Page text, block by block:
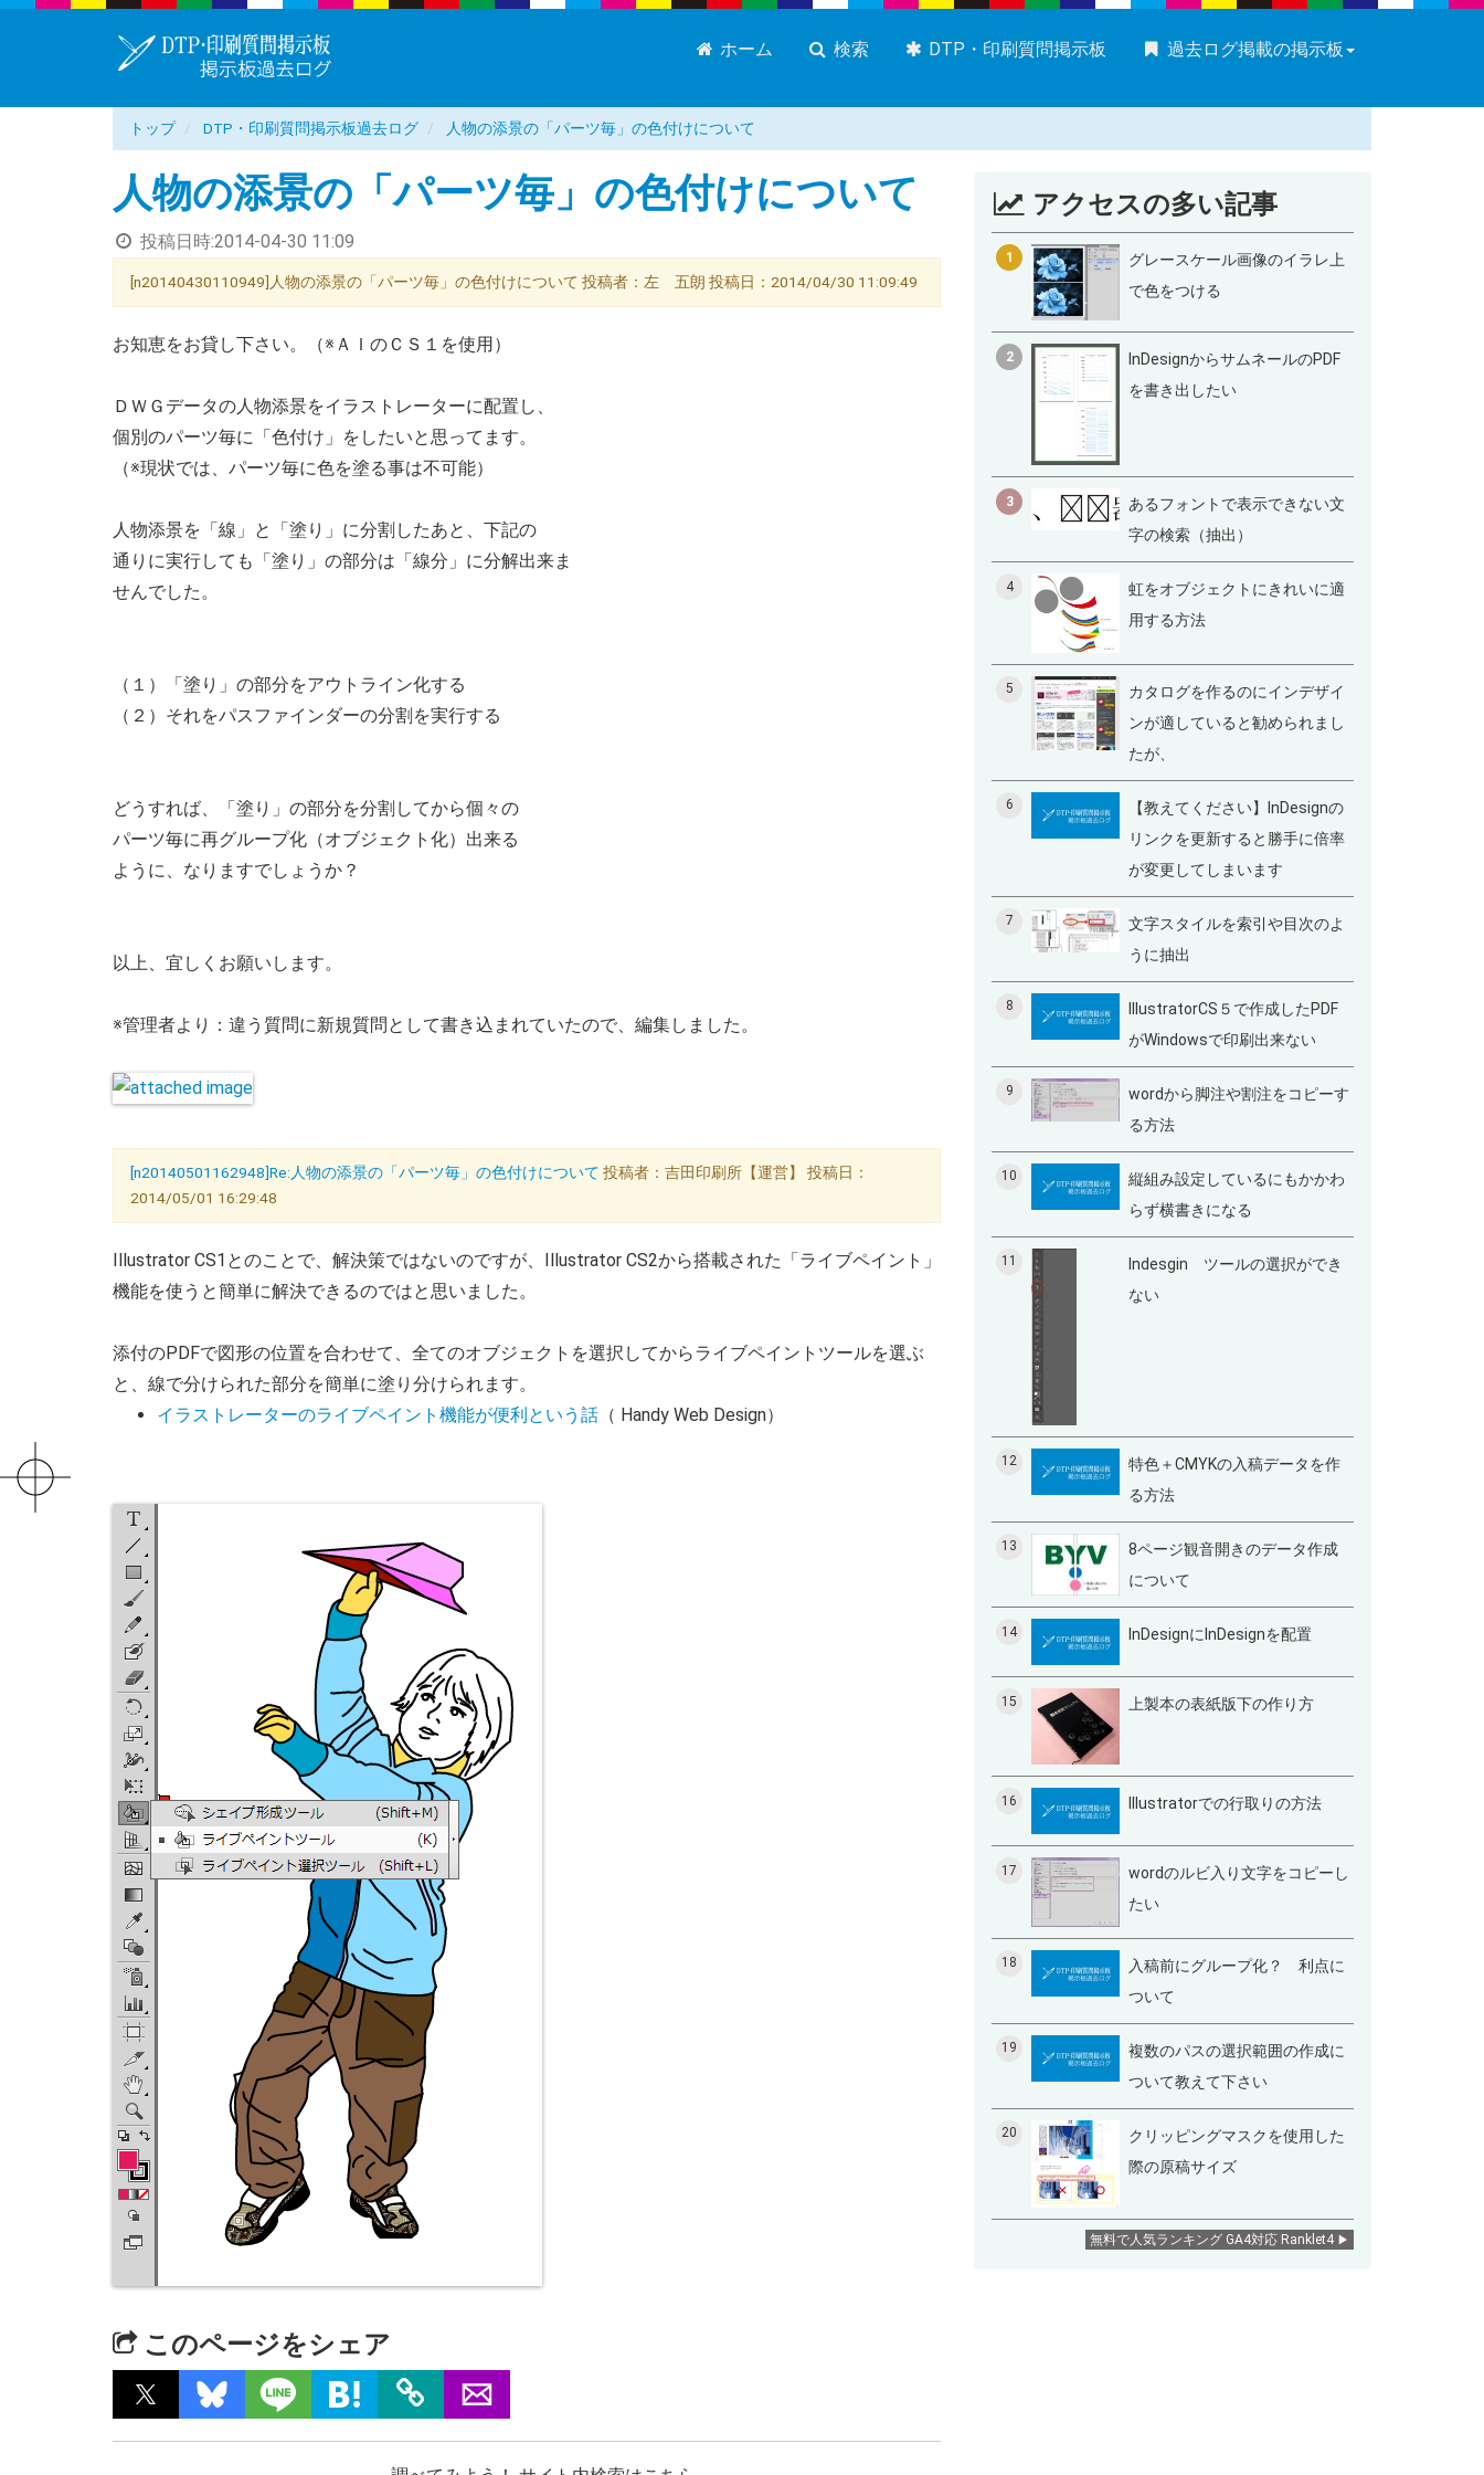
ホーム 検索 DTP・印刷質問掲示板 過去ログ掲載の掲示板
トップ DTP・印刷質問掲示板過去ログ 人物の添景の「パーツ毎」の色付けについて
人物の添景の「パーツ毎」の色付けについて
投稿日時:2014-04-30 11:09
[n20140430110949]人物の添景の「パーツ毎」の色付けについて 投稿者：左 五朗 投稿日：2014/04/30 11:09:49
お知恵をお貸し下さい。（※ＡＩのＣＳ１を使用）
ＤＷＧデータの人物添景をイラストレーターに配置し、
個別のパーツ毎に「色付け」をしたいと思ってます。
（※現状では、パーツ毎に色を塗る事は不可能）
人物添景を「線」と「塗り」に分割したあと、下記の
通りに実行しても「塗り」の部分は「線分」に分解出来ま
せんでした。
（１）「塗り」の部分をアウトライン化する
（２）それをパスファインダーの分割を実行する
どうすれば、「塗り」の部分を分割してから個々の
パーツ毎に再グループ化（オブジェクト化）出来る
ように、なりますでしょうか？
以上、宜しくお願いします。
※管理者より：違う質問に新規質問として書き込まれていたので、編集しました。
[n20140501162948]Re:人物の添景の「パーツ毎」の色付けについて 投稿者：吉田印刷所【運営】 投稿日：
2014/05/01 16:29:48
Illustrator CS1とのことで、解決策ではないのですが、Illustrator CS2から搭載された「ライブペイント」
機能を使うと簡単に解決できるのではと思いました。
添付のPDFで図形の位置を合わせて、全てのオブジェクトを選択してからライブペイントツールを選ぶ
と、線で分けられた部分を簡単に塗り分けられます。
イラストレーターのライブペイント機能が便利という話 （ Handy Web Design）
このページをシェア
アクセスの多い記事
1
グレースケール画像のイラレ上
で色をつける
2
InDesignからサムネールのPDF
を書き出したい
3
あるフォントで表示できない文
字の検索（抽出）
4
虹をオブジェクトにきれいに適
用する方法
5
カタログを作るのにインデザイ
ンが適していると勧められまし
たが、
6
【教えてください】InDesignの
リンクを更新すると勝手に倍率
が変更してしまいます
7
文字スタイルを索引や目次のよ
うに抽出
8
IllustratorCS５で作成したPDF
がWindowsで印刷出来ない
9
wordから脚注や割注をコピーす
る方法
10
縦組み設定しているにもかかわ
らず横書きになる
11
Indesgin ツールの選択ができ
ない
12
特色＋CMYKの入稿データを作
る方法
13
8ページ観音開きのデータ作成
について
14 InDesignにInDesignを配置
15 上製本の表紙版下の作り方
16 Illustratorでの行取りの方法
17
wordのルビ入り文字をコピーし
たい
18
入稿前にグループ化？ 利点に
ついて
19
複数のパスの選択範囲の作成に
ついて教えて下さい
20
クリッピングマスクを使用した
際の原稿サイズ
無料で人気ランキング GA4対応 Ranklet4